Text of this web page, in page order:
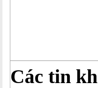
Các tin